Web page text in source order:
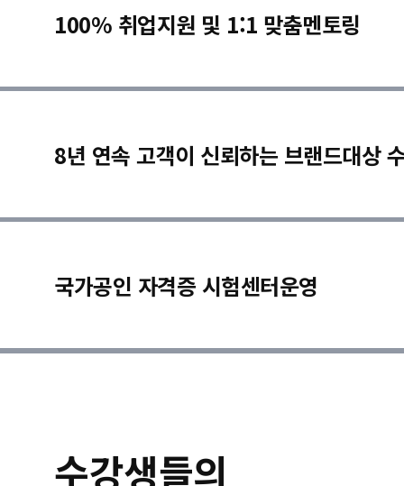
100% 취업지원 및 1:1 맞춤멘토링
8년 연속 고객이 신뢰하는 브랜드대상
국가공인 자격증 시험센터운영
수강생들의